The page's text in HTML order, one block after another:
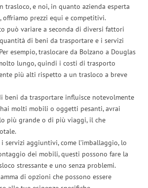
trasloco, e noi, in quanto azienda esperta
offriamo prezzi equi e competitivi.
può variare a seconda di diversi fattori
di beni da trasportare e i servizi
esempio, traslocare da Bolzano a Douglas
lungo, quindi i costi di trasporto
più alti rispetto a un trasloco a breve
beni da trasportare influisce notevolmente
hai molti mobili o oggetti pesanti, avrai
più grande o di più viaggi, il che
servizi aggiuntivi, come l’imballaggio, lo
dei mobili, questi possono fare la
stressante e uno senza problemi.
di opzioni che possono essere